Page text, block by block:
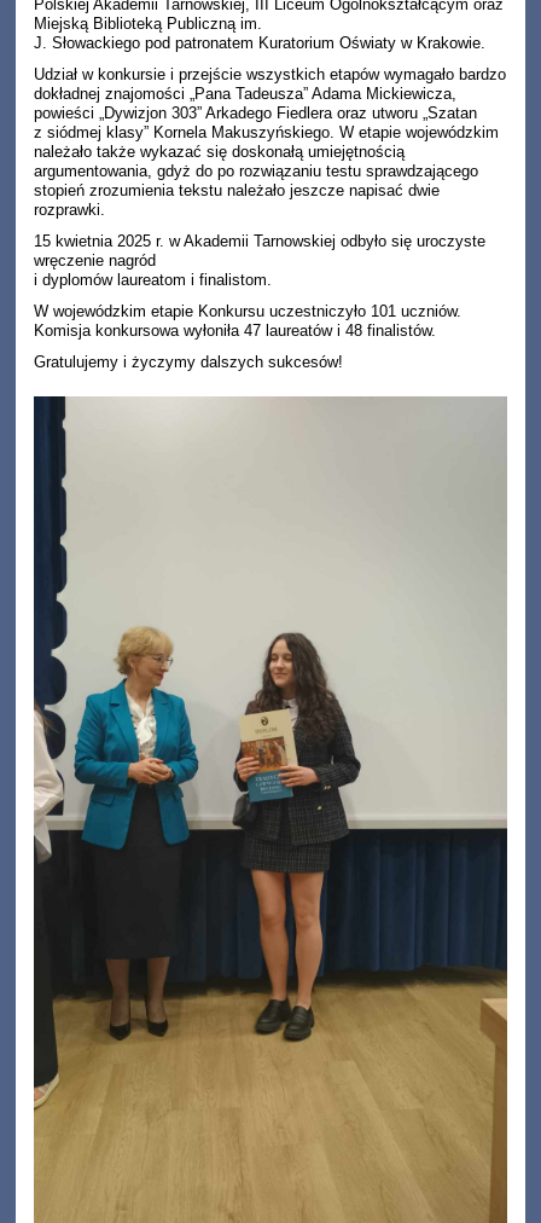
Polskiej Akademii Tarnowskiej, III Liceum Ogólnokształcącym oraz
Miejską Biblioteką Publiczną im.
J. Słowackiego pod patronatem Kuratorium Oświaty w Krakowie.
Udział w konkursie i przejście wszystkich etapów wymagało bardzo
dokładnej znajomości „Pana Tadeusza” Adama Mickiewicza,
powieści „Dywizjon 303” Arkadego Fiedlera oraz utworu „Szatan
z siódmej klasy” Kornela Makuszyńskiego. W etapie wojewódzkim
należało także wykazać się doskonałą umiejętnością
argumentowania, gdyż do po rozwiązaniu testu sprawdzającego
stopień zrozumienia tekstu należało jeszcze napisać dwie
rozprawki.
15 kwietnia 2025 r. w Akademii Tarnowskiej odbyło się uroczyste
wręczenie nagród
i dyplomów laureatom i finalistom.
W wojewódzkim etapie Konkursu uczestniczyło 101 uczniów.
Komisja konkursowa wyłoniła 47 laureatów i 48 finalistów.
Gratulujemy i życzymy dalszych sukcesów!